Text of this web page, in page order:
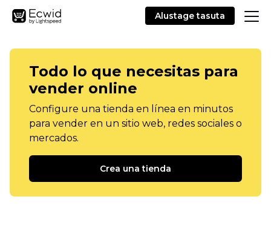
Alustage tasuta
Todo lo que necesitas para
vender online
Configure una tienda en línea en minutos
para vender en un sitio web, redes sociales o
mercados.
Crea una tienda